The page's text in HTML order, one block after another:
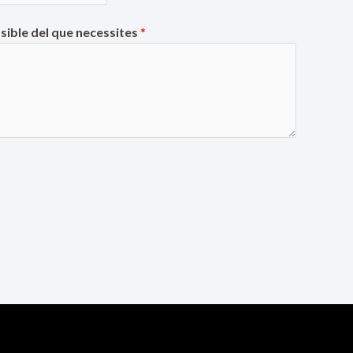
del que necessites *